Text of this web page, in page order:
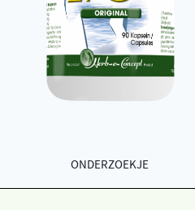
ONDERZOEKJE